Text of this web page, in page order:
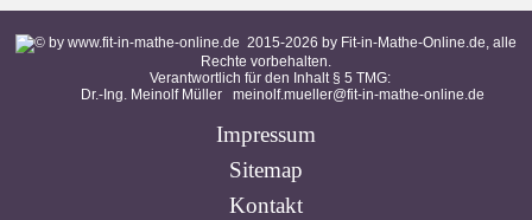
2015-2026 by Fit-in-Mathe-Online.de, alle
Rechte vorbehalten.
Verantwortlich für den Inhalt § 5 TMG:
Dr.-Ing. Meinolf Müller meinolf.mueller@fit-in-mathe-online.de
Impressum
Sitemap
Kontakt